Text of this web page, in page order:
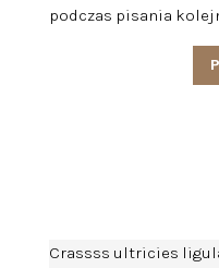
podczas pisania
Crassss ultricies